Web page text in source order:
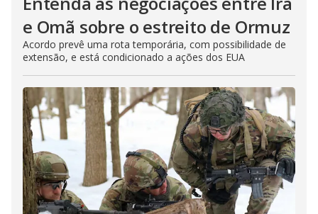
e Omã sobre o estreito de Ormuz
Acordo prevê uma rota temporária, com possibilidade de
extensão, e está condicionado a ações dos EUA